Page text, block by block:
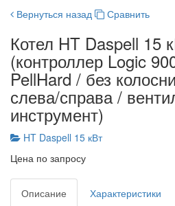
Вернуться назад
Сравнить
Котел HT Daspell 15
(контроллер Logic
PellHard / без
слева/справа /
инструмент)
HT Daspell 15 кВт
Цена по запросу
Описание
Характеристики